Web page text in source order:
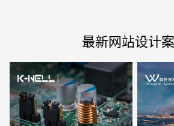
最新网站设计